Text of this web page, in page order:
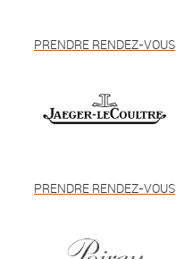
PRENDRE RENDEZ-VOUS
PRENDRE RENDEZ-VOUS